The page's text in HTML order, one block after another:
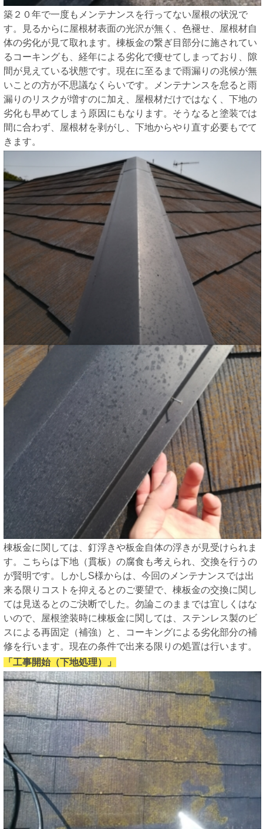
築２０年で一度もメンテナンスを行ってない屋根の状況で
す。見るからに屋根材表面の光沢が無く、色褪せ、屋根材自
体の劣化が見て取れます。棟板金の繋ぎ目部分に施されてい
るコーキングも、経年による劣化で痩せてしまっており、隙
間が見えている状態です。現在に至るまで雨漏りの兆候が無
いことの方が不思議なくらいです。メンテナンスを怠ると雨
漏りのリスクが増すのに加え、屋根材だけではなく、下地の
劣化も早めてしまう原因にもなります。そうなると塗装では
間に合わず、屋根材を剥がし、下地からやり直す必要もでて
きます。
棟板金に関しては、釘浮きや板金自体の浮きが見受けられま
す。こちらは下地（貫板）の腐食も考えられ、交換を行うの
が賢明です。しかしS様からは、今回のメンテナンスでは出
来る限りコストを抑えるとのご要望で、棟板金の交換に関し
ては見送るとのご決断でした。勿論このままでは宜しくはな
いので、屋根塗装時に棟板金に関しては、ステンレス製のビ
スによる再固定（補強）と、コーキングによる劣化部分の補
修を行います。現在の条件で出来る限りの処置は行います。
「工事開始（下地処理）」